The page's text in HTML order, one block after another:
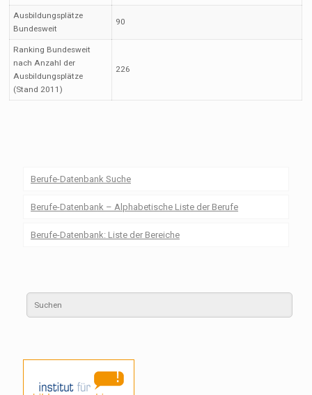
Ausbildungsplätze
Bundesweit
90
Ranking Bundesweit
nach Anzahl der
Ausbildungsplätze
(Stand 2011)
226
Berufe-Datenbank Suche
Berufe-Datenbank – Alphabetische Liste der Berufe
Berufe-Datenbank: Liste der Bereiche